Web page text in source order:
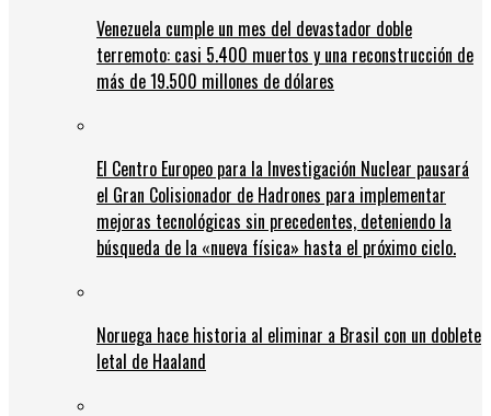
Venezuela cumple un mes del devastador doble
terremoto: casi 5.400 muertos y una reconstrucción de
más de 19.500 millones de dólares
El Centro Europeo para la Investigación Nuclear pausará
el Gran Colisionador de Hadrones para implementar
mejoras tecnológicas sin precedentes, deteniendo la
búsqueda de la «nueva física» hasta el próximo ciclo.
Noruega hace historia al eliminar a Brasil con un doblete
letal de Haaland